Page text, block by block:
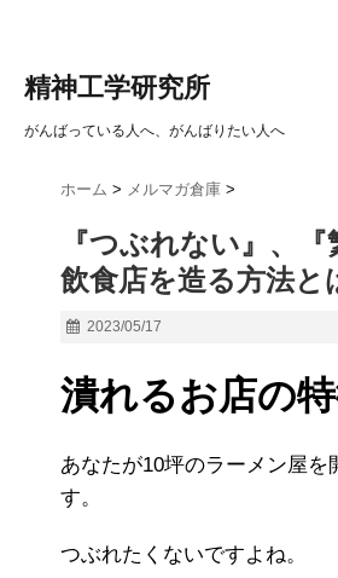
精神工学研究所
がんばっている人へ、がんばりたい人へ
ホーム > メルマガ倉庫 >
『つぶれない』、『
飲食店を造る方法と
2023/05/17
潰れるお店の
あなたが10坪のラーメン屋を
す。
つぶれたくないですよね。